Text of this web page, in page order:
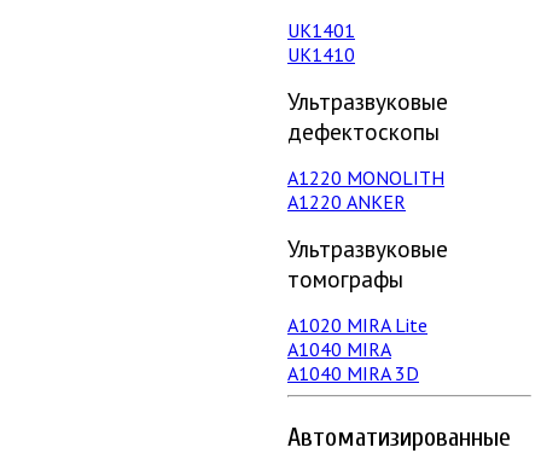
UK1401
UK1410
Ультразвуковые
дефектоскопы
А1220 MONOLITH
А1220 ANKER
Ультразвуковые
томографы
A1020 MIRA Lite
А1040 MIRA
A1040 MIRA 3D
Автоматизированные